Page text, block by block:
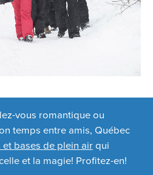
vous romantique ou
temps entre amis, Québec
et bases de plein airqui
et la magie! Profitez-en!